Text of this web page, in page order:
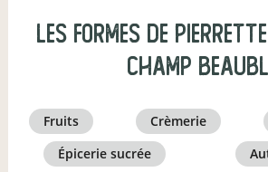
Les Formes de
Champ
fruits crèmerie
épicerie sucrée